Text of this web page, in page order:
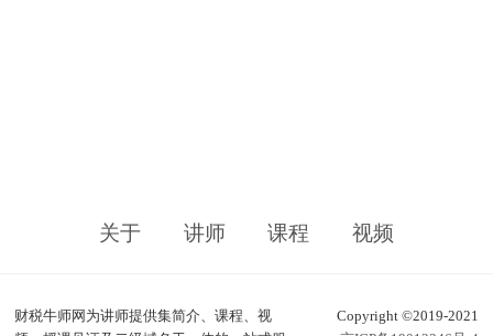
关于 讲师 课程 视频
财税牛师网为讲师提供集简介、课程、视
Copyright ©2019-2021